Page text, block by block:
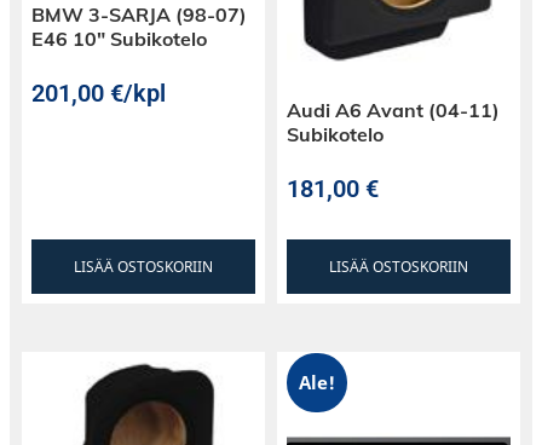
BMW 3-SARJA (98-07)
E46 10″ Subikotelo
201,00€/kpl
LISÄÄ OSTOSKORIIN
Audi A6 Avant (04-11)
Subikotelo
181,00€
LISÄÄ OSTOSKORIIN
Ale!